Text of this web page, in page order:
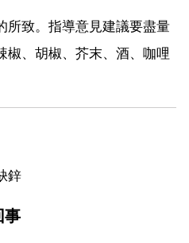
所致。指導意見建議要盡量
椒、胡椒、芥末、酒、咖哩
鋅
事